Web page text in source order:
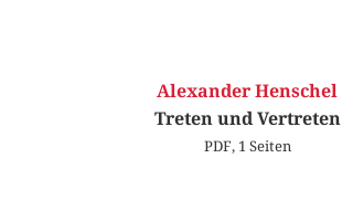
Alexander Henschel
Treten und Vertreten
PDF, 1 Seiten